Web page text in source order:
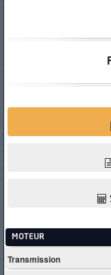
MOTEUR
Transmission